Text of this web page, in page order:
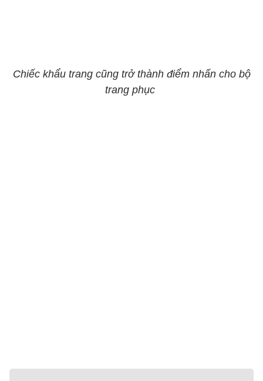
Chiếc khẩu trang cũng trở thành điểm nhấn cho bộ
trang phục